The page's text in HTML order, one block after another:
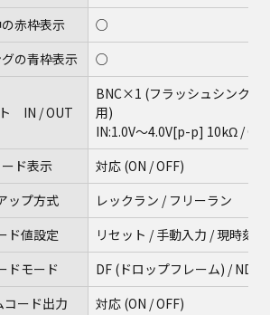
赤枠表示
○
の青枠表示
○
IN / OUT
BNC×1 (フラッシュシンクロ
用)
IN:1.0V～4.0V[p-p] 10kΩ /
ド表示
対応 (ON / OFF)
ップ方式
レックラン / フリーラン
ド値設定
リセット / 手動入力 / 現時刻
ドモード
DF (ドロップフレーム) / NDF
コード出力
対応 (ON / OFF)